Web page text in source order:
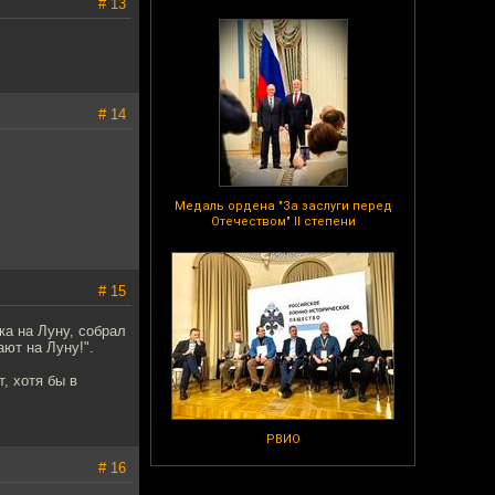
Медаль ордена "За заслуги перед
Отечеством" II степени
РВИО
# 13
# 14
# 15
на Луну, собрал
на Луну!".
хотя бы в
# 16